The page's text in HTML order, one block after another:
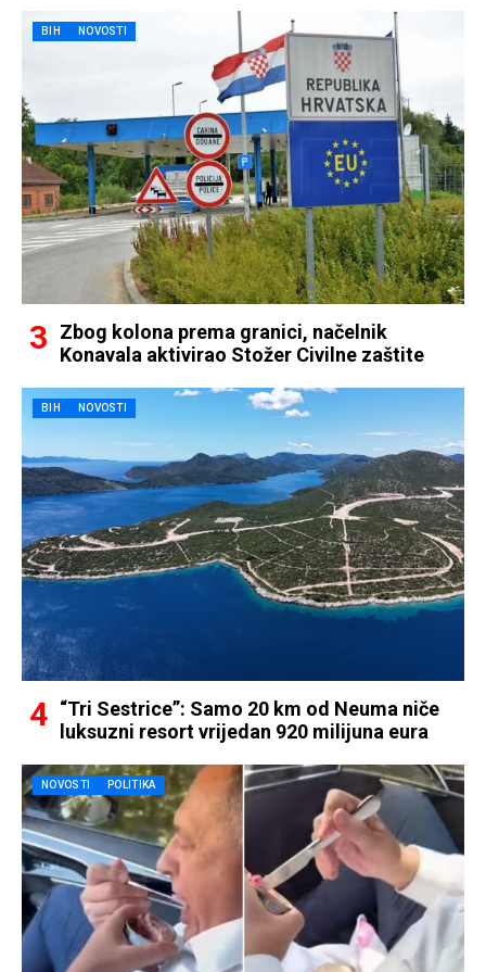
BIH NOVOSTI
Zbog kolona prema granici, načelnik
Konavala aktivirao Stožer Civilne zaštite
BIH NOVOSTI
“Tri Sestrice”: Samo 20 km od Neuma niče
luksuzni resort vrijedan 920 milijuna eura
NOVOSTI POLITIKA